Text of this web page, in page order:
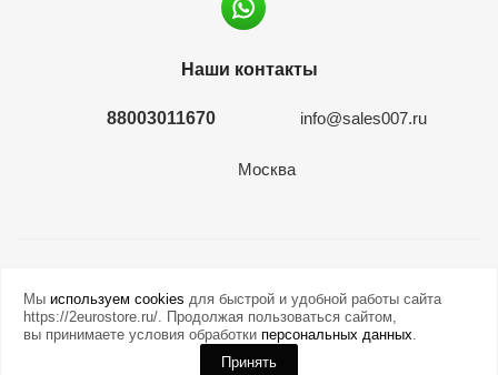
Наши контакты
88003011670 info@sales007.ru
Москва
Мы используем cookies для быстрой и удобной работы сайта
https://2eurostore.ru/. Продолжая пользоваться сайтом,
вы принимаете условия обработки персональных данных.
Принять